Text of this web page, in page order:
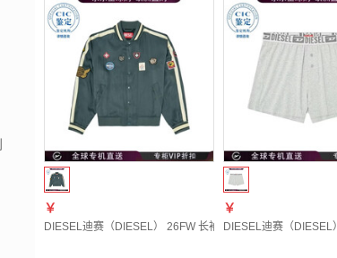
￥
DIESEL迪赛（DIESEL） 26FW 长袖飞行员夹克 男士 图色
￥
DIESEL迪赛（